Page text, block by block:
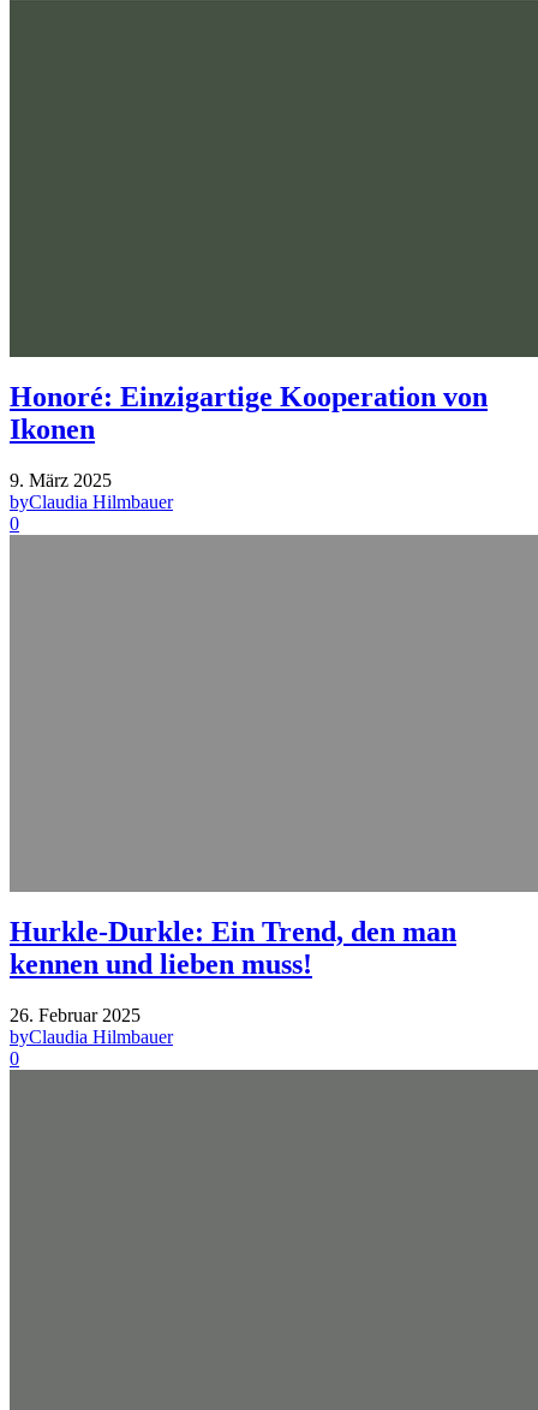
Honoré: Einzigartige Kooperation von
Ikonen
9. März 2025
byClaudia Hilmbauer
0
Hurkle-Durkle: Ein Trend, den man
kennen und lieben muss!
26. Februar 2025
byClaudia Hilmbauer
0